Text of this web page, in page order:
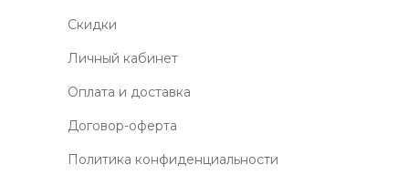
Скидки
Личный кабинет
Оплата и доставка
Договор-оферта
Политика конфиденциальности